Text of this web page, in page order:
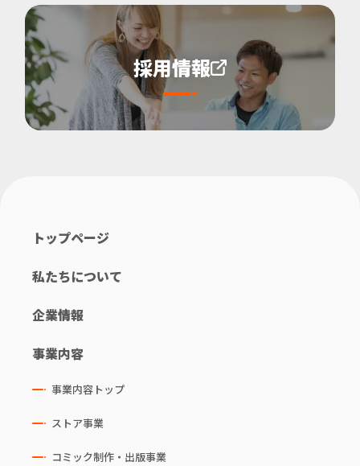
採用情報
トップページ
私たちについて
企業情報
事業内容
事業内容トップ
ストア事業
コミック制作・出版事業